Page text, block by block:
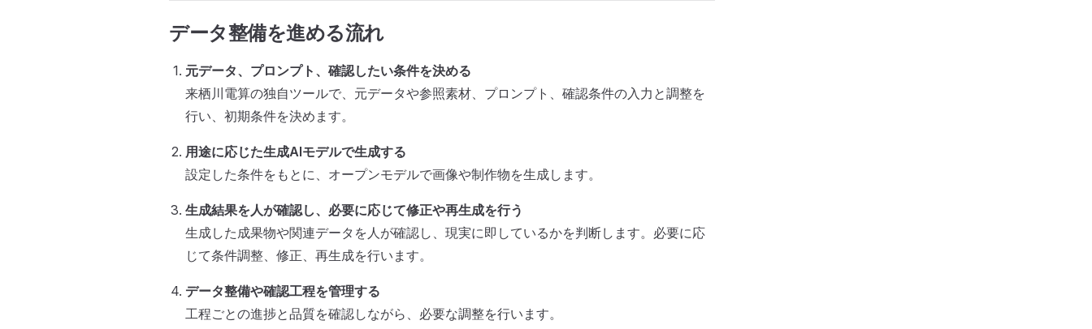
データ整備を進める流れ
元データ、プロンプト、確認したい条件を決める
来栖川電算の独自ツールで、元データや参照素材、プロンプト、確認条件の入力と調整を
行い、初期条件を決めます。
用途に応じた生成AIモデルで生成する
設定した条件をもとに、オープンモデルで画像や制作物を生成します。
生成結果を人が確認し、必要に応じて修正や再生成を行う
生成した成果物や関連データを人が確認し、現実に即しているかを判断します。必要に応
じて条件調整、修正、再生成を行います。
データ整備や確認工程を管理する
工程ごとの進捗と品質を確認しながら、必要な調整を行います。